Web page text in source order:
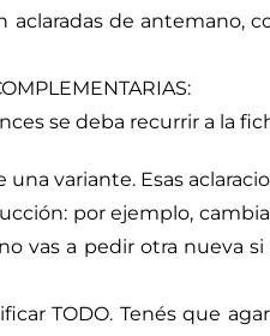
de antemano,
se deba recurrir a la
variante. Esas
por ejemplo,
a pedir otra nueva si
TODO. Tenés que